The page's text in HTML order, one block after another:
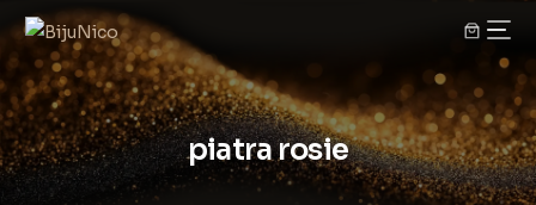
piatra rosie